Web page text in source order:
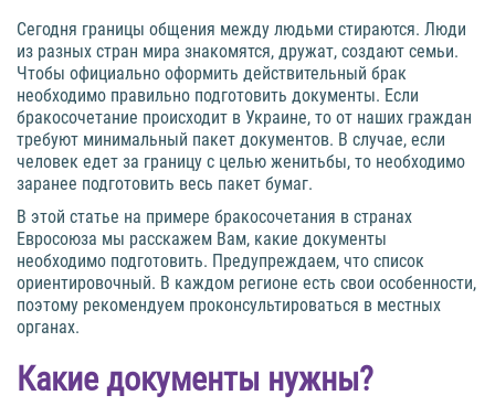
Сегодня границы общения между людьми стираются. Люди
из разных стран мира знакомятся, дружат, создают семьи.
Чтобы официально оформить действительный брак
необходимо правильно подготовить документы. Если
бракосочетание происходит в Украине, то от наших граждан
требуют минимальный пакет документов. В случае, если
человек едет за границу с целью женитьбы, то необходимо
заранее подготовить весь пакет бумаг.
В этой статье на примере бракосочетания в странах
Евросоюза мы расскажем Вам, какие документы
необходимо подготовить. Предупреждаем, что список
ориентировочный. В каждом регионе есть свои особенности,
поэтому рекомендуем проконсультироваться в местных
органах.
Какие документы нужны?